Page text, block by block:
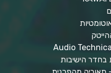
הישיבות